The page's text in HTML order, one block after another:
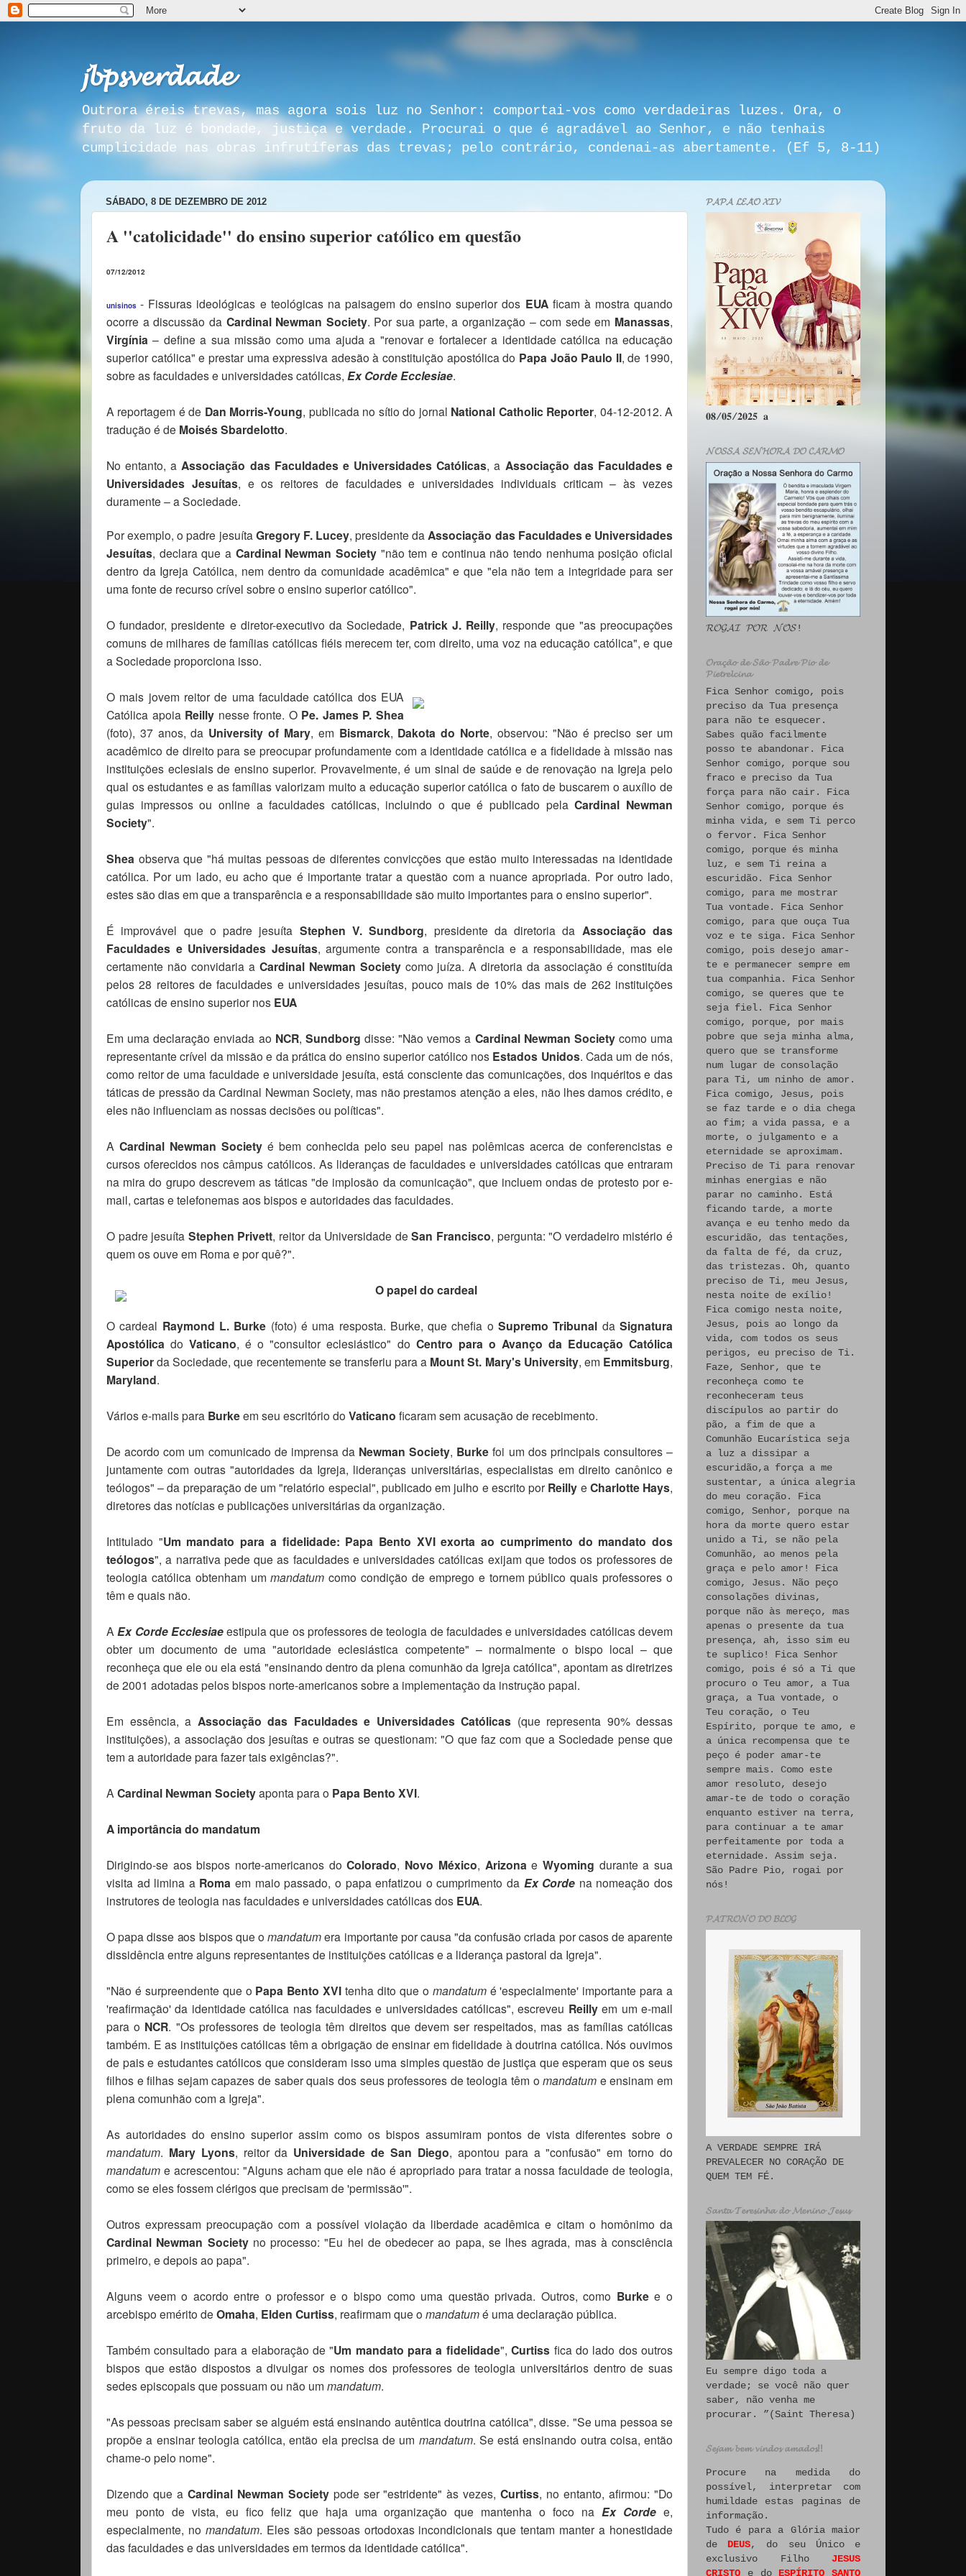
𝓳𝓫𝓹𝓼𝓿𝓮𝓻𝓭𝓪𝓭𝓮
Outrora éreis trevas, mas agora sois luz no Senhor: comportai-vos como verdadeiras luzes. Ora, o
fruto da luz é bondade, justiça e verdade. Procurai o que é agradável ao Senhor, e não tenhais
cumplicidade nas obras infrutíferas das trevas; pelo contrário, condenai-as abertamente. (Ef 5, 8-11)
SÁBADO, 8 DE DEZEMBRO DE 2012
A ''catolicidade'' do ensino superior católico em questão
07/12/2012
unisinos - Fissuras ideológicas e teológicas na paisagem do ensino superior dos EUA ficam à mostra quando
ocorre a discussão da Cardinal Newman Society. Por sua parte, a organização – com sede em Manassas,
Virgínia– define a sua missão como uma ajuda a "renovar e fortalecer a identidade católica na educação
superior católica" e prestar uma expressiva adesão à constituição apostólica do Papa João Paulo II, de 1990,
sobre as faculdades e universidades católicas, Ex Corde Ecclesiae.
A reportagem é de Dan Morris-Young, publicada no sítio do jornal National Catholic Reporter, 04-12-2012. A
tradução é de Moisés Sbardelotto.
No entanto, a Associação das Faculdades e Universidades Católicas, a Associação das Faculdades e
Universidades Jesuítas, e os reitores de faculdades e universidades individuais criticam – às vezes
duramente – a Sociedade.
Por exemplo, o padre jesuítaGregory F. Lucey, presidente da Associação das Faculdades e Universidades
Jesuítas, declara que a Cardinal Newman Society "não tem e continua não tendo nenhuma posição oficial
dentro da Igreja Católica, nem dentro da comunidade acadêmica" e que "ela não tem a integridade para ser
uma fonte de recurso crível sobre o ensino superior católico".
O fundador, presidente e diretor-executivo da Sociedade, Patrick J. Reilly, responde que "as preocupações
comuns de milhares de famílias católicas fiéis merecem ter, com direito, uma voz na educação católica", e que
a Sociedade proporciona isso.
O mais jovem reitor de uma faculdade católica dos EUA
Católica apoia Reilly nesse fronte. O Pe. James P. Shea
(foto), 37 anos, da University of Mary, em Bismarck, Dakota do Norte, observou: "Não é preciso ser um
acadêmico de direito para se preocupar profundamente com a identidade católica e a fidelidade à missão nas
instituições eclesiais de ensino superior. Provavelmente, é um sinal de saúde e de renovação na Igreja pelo
qual os estudantes e as famílias valorizam muito a educação superior católica o fato de buscarem o auxílio de
guias impressos ou online a faculdades católicas, incluindo o que é publicado pelaCardinal Newman
Society".
Shea observa que "há muitas pessoas de diferentes convicções que estão muito interessadas na identidade
católica. Por um lado, eu acho que é importante tratar a questão com a nuance apropriada. Por outro lado,
estes são dias em que a transparência e a responsabilidade são muito importantes para o ensino superior".
É improvável que o padre jesuíta Stephen V. Sundborg, presidente da diretoria da Associação das
Faculdades e Universidades Jesuítas, argumente contra a transparência e a responsabilidade, mas ele
certamente não convidaria a Cardinal Newman Society como juíza. A diretoria da associação é constituída
pelos 28 reitores de faculdades e universidades jesuítas, pouco mais de 10% das mais de 262 instituições
católicas de ensino superior nos EUA
Em uma declaração enviada ao NCR, Sundborg disse: "Não vemos a Cardinal Newman Society como uma
representante crível da missão e da prática do ensino superior católico nos Estados Unidos. Cada um de nós,
como reitor de uma faculdade e universidade jesuíta, está consciente das comunicações, dos inquéritos e das
táticas de pressão da Cardinal Newman Society, mas não prestamos atenção a eles, não lhes damos crédito, e
eles não influenciam as nossas decisões ou políticas".
A Cardinal Newman Society é bem conhecida pelo seu papel nas polêmicas acerca de conferencistas e
cursos oferecidos nos câmpus católicos. As lideranças de faculdades e universidades católicas que entraram
na mira do grupo descrevem as táticas "de implosão da comunicação", que incluem ondas de protesto por e-
mail, cartas e telefonemas aos bispos e autoridades das faculdades.
O padre jesuíta Stephen Privett, reitor da Universidade deSan Francisco, pergunta: "O verdadeiro mistério é
quem os ouve em Roma e por quê?".
O papel do cardeal
O cardeal Raymond L. Burke (foto) é uma resposta. Burke, que chefia oSupremo Tribunal da Signatura
ApostólicadoVaticano, é o "consultor eclesiástico" do Centro para o Avanço da Educação Católica
Superiorda Sociedade, que recentemente se transferiu para a Mount St. Mary's University, em Emmitsburg,
Maryland.
Vários e-mails para Burkeem seu escritório do Vaticano ficaram sem acusação de recebimento.
De acordo com um comunicado de imprensa da Newman Society, Burke foi um dos principais consultores –
juntamente com outras "autoridades da Igreja, lideranças universitárias, especialistas em direito canônico e
teólogos" – da preparação de um "relatório especial", publicado em julho e escrito por Reilly e Charlotte Hays,
diretores das notícias e publicações universitárias da organização.
Intitulado "Um mandato para a fidelidade: Papa Bento XVI exorta ao cumprimento do mandato dos
teólogos", a narrativa pede que as faculdades e universidades católicas exijam que todos os professores de
teologia católica obtenham ummandatumcomo condição de emprego e tornem público quais professores o
têm e quais não.
A Ex Corde Ecclesiaeestipula que os professores de teologia de faculdades e universidades católicas devem
obter um documento de uma "autoridade eclesiástica competente" – normalmente o bispo local – que
reconheça que ele ou ela está "ensinando dentro da plena comunhão da Igreja católica", apontam as diretrizes
de 2001 adotadas pelos bispos norte-americanos sobre a implementação da instrução papal.
Em essência, a Associação das Faculdades e Universidades Católicas (que representa 90% dessas
instituições), a associação dos jesuítas e outras se questionam: "O que faz com que a Sociedade pense que
tem a autoridade para fazer tais exigências?".
A Cardinal Newman Societyaponta para o Papa Bento XVI.
A importância do mandatum
Dirigindo-se aos bispos norte-americanos doColorado, Novo México, Arizonae Wyoming durante a sua
visita ad limina a Romaem maio passado, o papa enfatizou o cumprimento da Ex Corde na nomeação dos
instrutores de teologia nas faculdades e universidades católicas dos EUA.
O papa disse aos bispos que omandatumera importante por causa "da confusão criada por casos de aparente
dissidência entre alguns representantes de instituições católicas e a liderança pastoral da Igreja".
"Não é surpreendente que o Papa Bento XVItenha dito que o mandatum é 'especialmente' importante para a
'reafirmação' da identidade católica nas faculdades e universidades católicas", escreveu Reillyem um e-mail
para o NCR. "Os professores de teologia têm direitos que devem ser respeitados, mas as famílias católicas
também. E as instituições católicas têm a obrigação de ensinar em fidelidade à doutrina católica. Nós ouvimos
de pais e estudantes católicos que consideram isso uma simples questão de justiça que esperam que os seus
filhos e filhas sejam capazes de saber quais dos seus professores de teologia têm omandatum e ensinam em
plena comunhão com a Igreja".
As autoridades do ensino superior assim como os bispos assumiram pontos de vista diferentes sobre o
mandatum. Mary Lyons, reitor da Universidade de San Diego, apontou para a "confusão" em torno do
mandatum e acrescentou: "Alguns acham que ele não é apropriado para tratar a nossa faculdade de teologia,
como se eles fossem clérigos que precisam de 'permissão'".
Outros expressam preocupação com a possível violação da liberdade acadêmica e citam o homônimo da
Cardinal Newman Society no processo: "Eu hei de obedecer ao papa, se lhes agrada, mas à consciência
primeiro, e depois ao papa".
Alguns veem o acordo entre o professor e o bispo como uma questão privada. Outros, como Burkee o
arcebispo emérito de Omaha, Elden Curtiss, reafirmam que o mandatumé uma declaração pública.
Também consultado para a elaboração de "Um mandato para a fidelidade",Curtiss fica do lado dos outros
bispos que estão dispostos a divulgar os nomes dos professores de teologia universitários dentro de suas
sedes episcopais que possuam ou não um mandatum.
"As pessoas precisam saber se alguém está ensinando autêntica doutrina católica", disse. "Se uma pessoa se
propõe a ensinar teologia católica, então ela precisa de um mandatum. Se está ensinando outra coisa, então
chame-o pelo nome".
Dizendo que a Cardinal Newman Society pode ser "estridente" às vezes,Curtiss, no entanto, afirmou: "Do
meu ponto de vista, eu fico feliz que haja uma organização que mantenha o foco na Ex Cordee,
especialmente, no mandatum. Eles são pessoas ortodoxas incondicionais que tentam manter a honestidade
das faculdades e das universidades em termos da identidade católica".
𝓟𝓐𝓟𝓐 𝓛𝓔𝓐̃𝓞 𝓧𝓘𝓥
𝟎𝟖/𝟎𝟓/𝟐𝟎𝟐𝟓 𝐚
𝓝𝓞𝓢𝓢𝓐 𝓢𝓔𝓝𝓗𝓞𝓡𝓐 𝓓𝓞 𝓒𝓐𝓡𝓜𝓞
𝓡𝓞𝓖𝓐𝓘 𝓟𝓞𝓡 𝓝𝓞́𝓢!
𝓞𝓻𝓪𝓬̧𝓪̃𝓸 𝓭𝓮 𝓢𝓪̃𝓸 𝓟𝓪𝓭𝓻𝓮 𝓟𝓲𝓸 𝓭𝓮
𝓟𝓲𝓮𝓽𝓻𝓮𝓵𝓬𝓲𝓷𝓪
Fica Senhor comigo, pois
preciso da Tua presença
para não te esquecer.
Sabes quão facilmente
posso te abandonar. Fica
Senhor comigo, porque sou
fraco e preciso da Tua
força para não cair. Fica
Senhor comigo, porque és
minha vida, e sem Ti perco
o fervor. Fica Senhor
comigo, porque és minha
luz, e sem Ti reina a
escuridão. Fica Senhor
comigo, para me mostrar
Tua vontade. Fica Senhor
comigo, para que ouça Tua
voz e te siga. Fica Senhor
comigo, pois desejo amar-
te e permanecer sempre em
tua companhia. Fica Senhor
comigo, se queres que te
seja fiel. Fica Senhor
comigo, porque, por mais
pobre que seja minha alma,
quero que se transforme
num lugar de consolação
para Ti, um ninho de amor.
Fica comigo, Jesus, pois
se faz tarde e o dia chega
ao fim; a vida passa, e a
morte, o julgamento e a
eternidade se aproximam.
Preciso de Ti para renovar
minhas energias e não
parar no caminho. Está
ficando tarde, a morte
avança e eu tenho medo da
escuridão, das tentações,
da falta de fé, da cruz,
das tristezas. Oh, quanto
preciso de Ti, meu Jesus,
nesta noite de exílio!
Fica comigo nesta noite,
Jesus, pois ao longo da
vida, com todos os seus
perigos, eu preciso de Ti.
Faze, Senhor, que te
reconheça como te
reconheceram teus
discípulos ao partir do
pão, a fim de que a
Comunhão Eucarística seja
a luz a dissipar a
escuridão,a força a me
sustentar, a única alegria
do meu coração. Fica
comigo, Senhor, porque na
hora da morte quero estar
unido a Ti, se não pela
Comunhão, ao menos pela
graça e pelo amor! Fica
comigo, Jesus. Não peço
consolações divinas,
porque não às mereço, mas
apenas o presente da tua
presença, ah, isso sim eu
te suplico! Fica Senhor
comigo, pois é só a Ti que
procuro o Teu amor, a Tua
graça, a Tua vontade, o
Teu coração, o Teu
Espírito, porque te amo, e
a única recompensa que te
peço é poder amar-te
sempre mais. Como este
amor resoluto, desejo
amar-te de todo o coração
enquanto estiver na terra,
para continuar a te amar
perfeitamente por toda a
eternidade. Assim seja.
São Padre Pio, rogai por
nós!
𝓟𝓐𝓣𝓡𝓞𝓝𝓞 𝓓𝓞 𝓑𝓛𝓞𝓖
A VERDADE SEMPRE IRÁ
PREVALECER NO CORAÇÃO DE
QUEM TEM FÉ.
𝓢𝓪𝓷𝓽𝓪 𝓣𝓮𝓻𝓮𝓼𝓲𝓷𝓱𝓪 𝓭𝓸 𝓜𝓮𝓷𝓲𝓷𝓸 𝓙𝓮𝓼𝓾𝓼
Eu sempre digo toda a
verdade; se você não quer
saber, não venha me
procurar. ”(Saint Theresa)
𝓢𝓮𝓳𝓪𝓶 𝓫𝓮𝓶 𝓿𝓲𝓷𝓭𝓸𝓼 𝓪𝓶𝓪𝓭𝓸𝓼!!
Procure na medida do
possível, interpretar com
humildade estas paginas de
informação.
Tudo é para a Glória maior
de DEUS, do seu Único e
exclusivo Filho JESUS
CRISTO e do ESPÍRITO SANTO